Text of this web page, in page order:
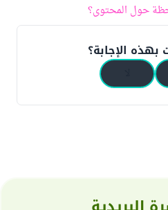
حول المحتوى؟
الإجابة؟